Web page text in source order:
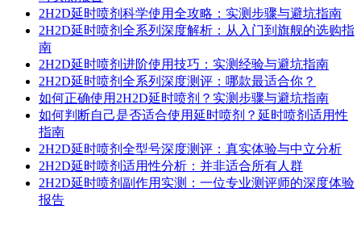
2H2D延时喷剂科学使用全攻略：实测步骤与避坑指南
2H2D延时喷剂全系列深度解析：从入门到旗舰的选购指
南
2H2D延时喷剂进阶使用技巧：实测经验与避坑指南
2H2D延时喷剂全系列深度测评：哪款最适合你？
如何正确使用2H2D延时喷剂？实测步骤与避坑指南
如何判断自己是否适合使用延时喷剂？延时喷剂适用性
指南
2H2D延时喷剂全型号深度测评：真实体验与中立分析
2H2D延时喷剂适用性分析：并非适合所有人群
2H2D延时喷剂副作用实测：一位专业测评师的深度体验
报告